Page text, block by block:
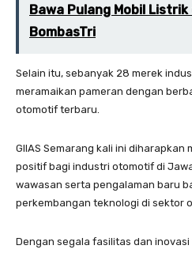
Bawa Pulang Mobil
BombasTri
Selain itu, sebanyak 28 merek
meramaikan pameran dengan
otomotif terbaru.
GIIAS Semarang kali ini diharapkan
positif bagi industri otomotif di
wawasan serta pengalaman baru
perkembangan teknologi di sektor
Dengan segala fasilitas dan inovasi